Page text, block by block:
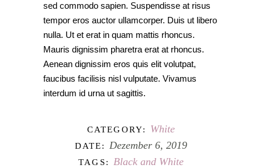
sed commodo sapien. Suspendisse at risus
tempor eros auctor ullamcorper. Duis ut libero
nulla. Ut et erat in quam mattis rhoncus.
Mauris dignissim pharetra erat at rhoncus.
Aenean dignissim eros quis elit volutpat,
faucibus facilisis nisl vulputate. Vivamus
interdum id urna ut sagittis.
CATEGORY: White
DATE: Dezember 6, 2019
TAGS: Black and White